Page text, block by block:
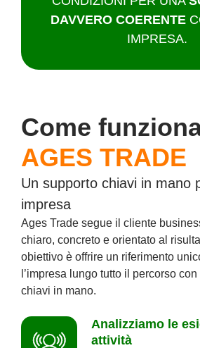
DAVVERO COERENTE
IMPRESA.
Come
AGES TRADE
Un supporto chiavi in mano
impresa
Ages Trade segue il cliente
chiaro, concreto e orientato al
obiettivo è offrire un riferimento
l’impresa lungo tutto il percorso
chiavi in mano.
Analizziamo le
attività